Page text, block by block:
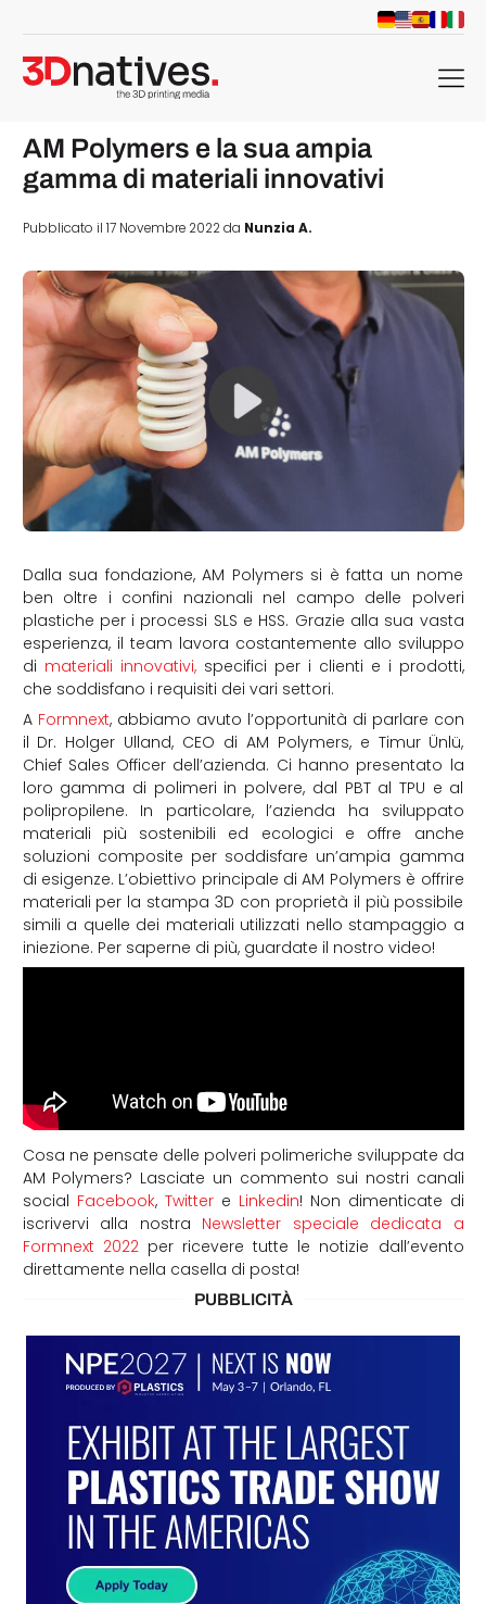
menu
AM Polymers e la sua ampia
gamma di materiali innovativi
Pubblicato il 17 Novembre 2022 da Nunzia A.
Dalla sua fondazione, AM Polymers si è fatta un nome
ben oltre i confini nazionali nel campo delle polveri
plastiche per i processi SLS e HSS. Grazie alla sua vasta
esperienza, il team lavora costantemente allo sviluppo
di materiali innovativi,specifici per i clienti e i prodotti,
che soddisfano i requisiti dei vari settori.
A Formnext, abbiamo avuto l’opportunità di parlare con
il Dr. Holger Ulland, CEO di AM Polymers, e Timur Ünlü,
Chief Sales Officer dell’azienda. Ci hanno presentato la
loro gamma di polimeri in polvere, dal PBT al TPU e al
polipropilene. In particolare, l’azienda ha sviluppato
materiali più sostenibili ed ecologici e offre anche
soluzioni composite per soddisfare un’ampia gamma
di esigenze. L’obiettivo principale di AM Polymers è offrire
materiali per la stampa 3D con proprietà il più possibile
simili a quelle dei materiali utilizzati nello stampaggio a
iniezione. Per saperne di più, guardate il nostro video!
Cosa ne pensate delle polveri polimeriche sviluppate da
AM Polymers? Lasciate un commento sui nostri canali
social Facebook, Twitter e Linkedin! Non dimenticate di
iscrivervi alla nostra Newsletter speciale dedicata a
Formnext 2022per ricevere tutte le notizie dall’evento
direttamente nella casella di posta!
PUBBLICITÀ